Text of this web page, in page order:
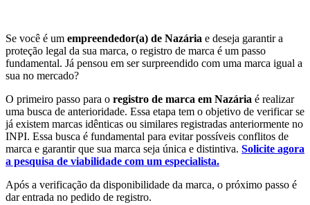
Se você é um empreendedor(a) de Nazária e deseja garantir a
proteção legal da sua marca, o registro de marca é um passo
fundamental. Já pensou em ser surpreendido com uma marca igual a
sua no mercado?
O primeiro passo para o registro de marca em Nazária é realizar
uma busca de anterioridade. Essa etapa tem o objetivo de verificar se
já existem marcas idênticas ou similares registradas anteriormente no
INPI. Essa busca é fundamental para evitar possíveis conflitos de
marca e garantir que sua marca seja única e distintiva. Solicite agora
a pesquisa de viabilidade com um especialista.
Após a verificação da disponibilidade da marca, o próximo passo é
dar entrada no pedido de registro.